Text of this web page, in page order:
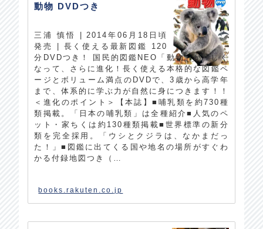
動物 DVDつき
三浦 慎悟 | 2014年06月18日頃
発売 | 長く使える最新図鑑 120
分DVDつき！ 国民的図鑑NEO「動物」が新しく
なって、さらに進化！長く使える本格的な図鑑ペ
ージとボリューム満点のDVDで、3歳から高学年
まで、体系的に学ぶ力が自然に身につきます！！
＜進化のポイント＞【本誌】■哺乳類を約730種
類掲載。「日本の哺乳類」は全種紹介■人気のペ
ット・家ちくは約130種類掲載■世界標準の新分
類を完全採用。「ウシとクジラは、なかまだっ
た！」■図鑑に出てくる国や地名の場所がすぐわ
かる付録地図つき（…
books.rakuten.co.jp